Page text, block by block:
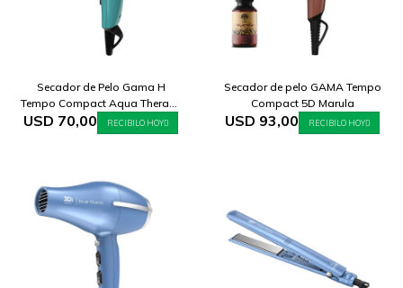
Secador de Pelo Gama H
Tempo Compact Aqua Therapy
ST220
USD 70,00 RECIBILO HOY
Secador de pelo GAMA Tempo
Compact 5D Marula
USD 93,00 RECIBILO HOY